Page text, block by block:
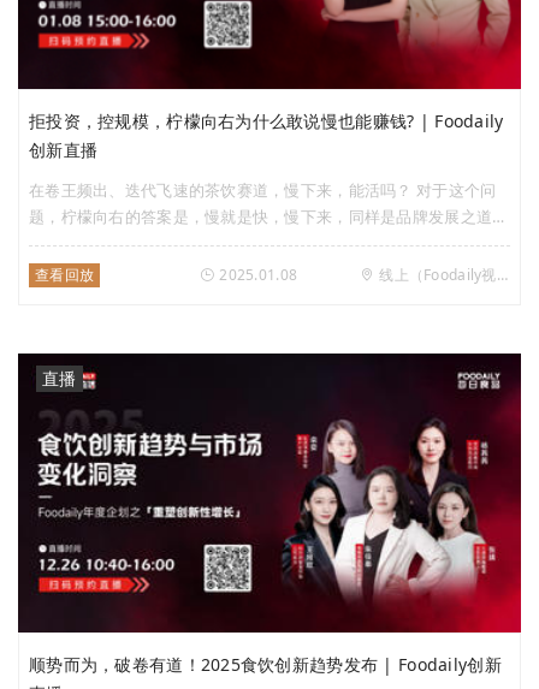
拒投资，控规模，柠檬向右为什么敢说慢也能赚钱? | Foodaily
创新直播
在卷王频出、迭代飞速的茶饮赛道，慢下来，能活吗？ 对于这个问
题，柠檬向右的答案是，慢就是快，慢下来，同样是品牌发展之道。
三年开店268家，拒绝了多位投资人抛出的橄榄枝，营销投入极少，
不开街边店，但约卖出了4亿杯柠檬茶，几乎0闭店。 很显然，柠檬
支持品牌的增长？ 1月8日下午15:00，Foodaily每日食品邀请到了柠
檬向右 CEO 徐柏鹤，对上述问题来一场深度对话。
查看回放 2025.01.08 线上（Foodaily视频号）
直播
顺势而为，破卷有道！2025食饮创新趋势发布 | Foodaily创新